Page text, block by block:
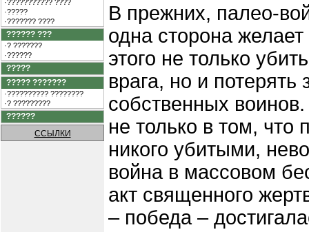
·??????????? ????
·?????
·??????? ????
?????? ???
·? ???????
·??????
?????
????? ???????
·?????????? ????????
·? ?????????
??????
ССЫЛКИ
В прежних, палео-
одна сторона
этого не только
врага, но и потерять
собственных
не только в том, что
никого убитыми,
война в массовом
акт священного
– победа –